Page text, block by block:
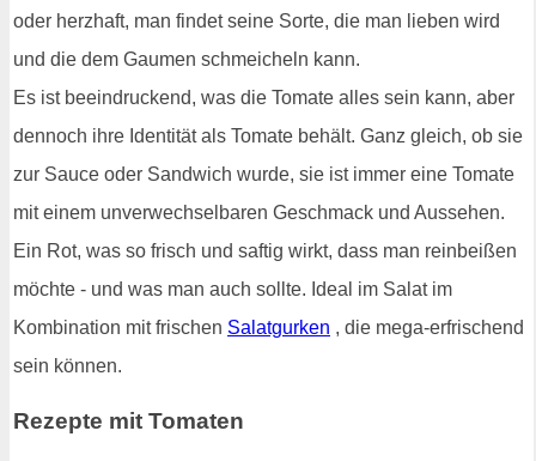
oder herzhaft, man findet seine Sorte, die man lieben wird
und die dem Gaumen schmeicheln kann.
Es ist beeindruckend, was die Tomate alles sein kann, aber
dennoch ihre Identität als Tomate behält. Ganz gleich, ob sie
zur Sauce oder Sandwich wurde, sie ist immer eine Tomate
mit einem unverwechselbaren Geschmack und Aussehen.
Ein Rot, was so frisch und saftig wirkt, dass man reinbeißen
möchte - und was man auch sollte. Ideal im Salat im
Kombination mit frischen Salatgurken , die mega-erfrischend
sein können.
Rezepte mit Tomaten